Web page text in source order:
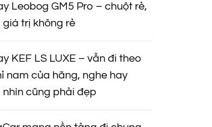
Leobog GM5 Pro – chuột rẻ,
giá trị không rẻ
KEF LS LUXE – vẫn đi theo
nam của hãng, nghe hay
nhìn cũng phải đẹp